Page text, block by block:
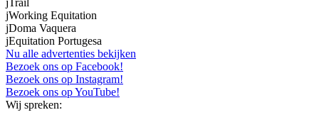
jWorking Equitation
jDoma Vaquera
jEquitation Portugesa
Nu alle advertenties bekijken
Bezoek ons op Facebook!
Bezoek ons op Instagram!
Bezoek ons op YouTube!
Wij spreken: